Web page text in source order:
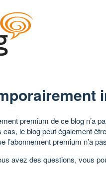
premium de ce blog n’a
le blog peut également
l’abonnement premium n’a
avez des questions, vous